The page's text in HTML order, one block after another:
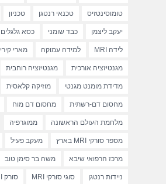
טומוסינטזיס טכנאי רנטגן טכניון
יעקב ליצמן כבד שומני כסא גלגלים
לידה MRI למידה עמוקה מארי קירי
מגנטיזציה אורכית מגנטיזציה רוחבית
מדידת מומנט מגנטי מוזיקה קלאסית
מחסום דם-רשתית מחסום דם מוח
מלחמת העולם הראשונה ממוגרפיה
מספר סורקי MRI בארץ מעקב פעיל
מרכז הרפואי שיבא משה בר סימן טוב
ניידות רנטגן סוגי סורקי MRI סורק MRI